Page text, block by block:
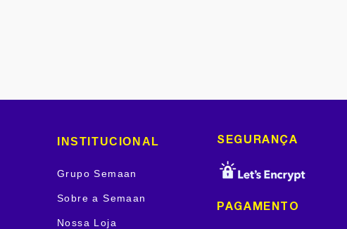
INSTITUCIONAL
Grupo Semaan
Sobre a Semaan
Nossa Loja
SEGURANÇA
PAGAMENTO